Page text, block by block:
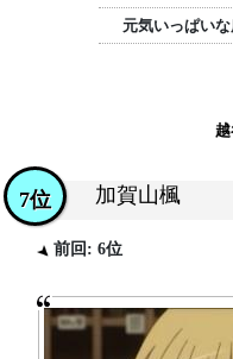
元気いっぱい
加賀山楓
7位
前回: 6位